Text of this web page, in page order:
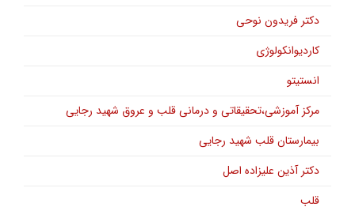
دکتر فریدون نوحی
کاردیوانکولوژی
انستیتو
مرکز آموزشی،تحقیقاتی و درمانی قلب و عروق شهید رجایی
بیمارستان قلب شهید رجایی
دکتر آذین علیزاده اصل
قلب